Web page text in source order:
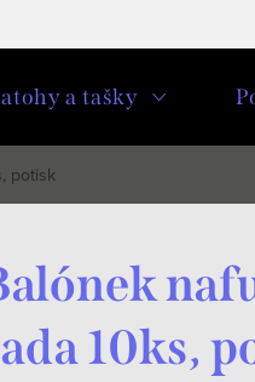
a tašky
potisk
10ks,